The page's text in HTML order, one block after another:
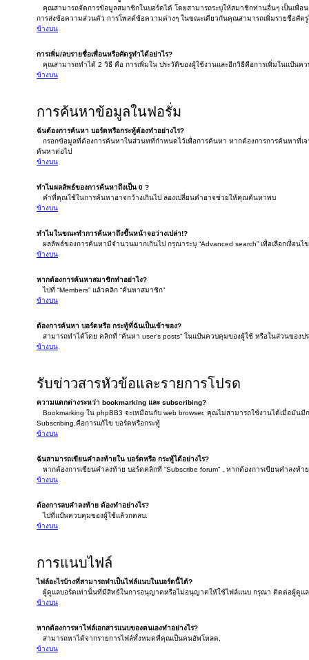
คุณสามารถจัดการข้อมูลสมาชิกในบอร์ดได้ โดยสามารถระบุให้สมาชิกท่านอื่นๆ เป็นเพื่อ
การส่งข้อความส่วนตัว การโพสต์ข้อความต่างๆ ในขณะเดียวกันคุณสามารถเพิ่มรายชื่อศั
ข้างบน
การเพิ่ม/ลบรายชื่อเพื่อนหรือศัตรูทำได้อย่าไร?
คุณสามารถทำได้ 2 วิธี คือ การเพิ่มใน ประวัติของผู้ใช้งานและอีกวิธีคือการเพิ่มในแป้นค
ข้างบน
การค้นหาข้อมูลในฟอรั่ม
ฉันต้องการค้นหา บอร์ดหรือกระทู้ต้องทำอย่างไร?
กรอกข้อมูลที่ต้องการค้นหาในส่วนทที่กำหนดไว้เพื่อการค้นหา หากต้องการการค้นหาที่เจา
ค้นหาต่อไป
ข้างบน
ทำไมผลลัพธ์ของการค้นหาถึงเป็น 0 ?
คำที่คุณใช้ในการค้นหาอาจกว้างเกินไป ลองเปลี่ยนคำอาจช่วยให้คุณค้นหาพบ
ข้างบน
ทำไมในขณะทำการค้นหาถึงขึ้นหน้าจอว่างเปล่า!?
ผลลัพธ์ของการค้นหามีจำนวนมากเกินไป กรุณาระบุ “Advanced search” เพื่อเลือกเงื่อนไ
ข้างบน
หากต้องการค้นหาสมาชิกทำอย่าไง?
ไปที่ “Members” แล้วคลิก “ค้นหาสมาชิก”
ข้างบน
ต้องการค้นหา บอร์ดหรือ กระทู้ที่ฉันเป็นเข้าของ?
สามารถทำได้โดย คลิกที่ “ค้นหา user’s posts” ในแป้นควบคุมของผู้ใช้ หรือในส่วนของ
ข้างบน
รับข่าวสารหัวข้อและรายการโปรด
ความแตกต่างระหว่า bookmarking และ subscribing?
Bookmarking ใน phpBB3 จะเหมือนกับ web browser. คุณไม่สามารถใช้งานได้เมื่อมันมี
Subscribing,คือการแก้ไข บอร์ดหรือกระทู้
ข้างบน
ฉันสามารถเขียนคำลงท้ายใน บอร์ดหรือ กระทู้ได้อย่างไร?
หากต้องการเขียนคำลงท้าย บอร์ดคลิกที่ “Subscribe forum” . หากต้องการเขียนคำลงท้าย
ข้างบน
ต้องการลบคำลงท้าย ต้องทำอย่างไร?
ไปที่แป้นควบคุมของผู้ใช้แล้วกดลบ.
ข้างบน
การแนบไฟล์
ไฟล์อะไรบ้างที่สามารถทำเป็นไฟล์แนบในบอร์ดนี้ได้?
ผู้ดูแลบอร์ดเท่านั้นที่มีสิทธ์ในการอนุญาตหรือไม่อนุญาตให้ใช้ไฟล์แนบ กรุณา ติดต่อผู้ดูแล
ข้างบน
หากต้องการหาไฟล์เอกสารแนบของตนเองทำอย่างไร?
สามารถหาได้จากรายการไฟล์ทั้งหมดที่คุณเป็นคนอัพโหลด,
ข้างบน